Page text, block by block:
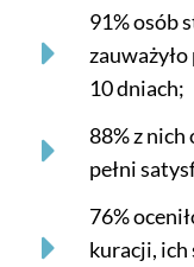
91% osób
10 dniach;
88% z
pełni
76%
kuracji, ich